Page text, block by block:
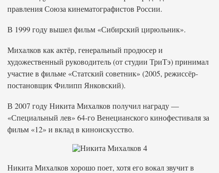
правления Союза кинематографистов России.
В 1999 году вышел фильм «Сибирский цирюльник».
Михалков как актёр, генеральный продюсер и
художественный руководитель (от студии ТриТэ) принимал
участие в фильме «Статский советник» (2005, режиссёр-
постановщик Филипп Янковский).
В 2007 году Никита Михалков получил награду —
«Специальный лев» 64-го Венецианского кинофестиваля за
фильм «12» и вклад в киноискусство.
Никита Михалков хорошо поет, хотя его вокал звучит в